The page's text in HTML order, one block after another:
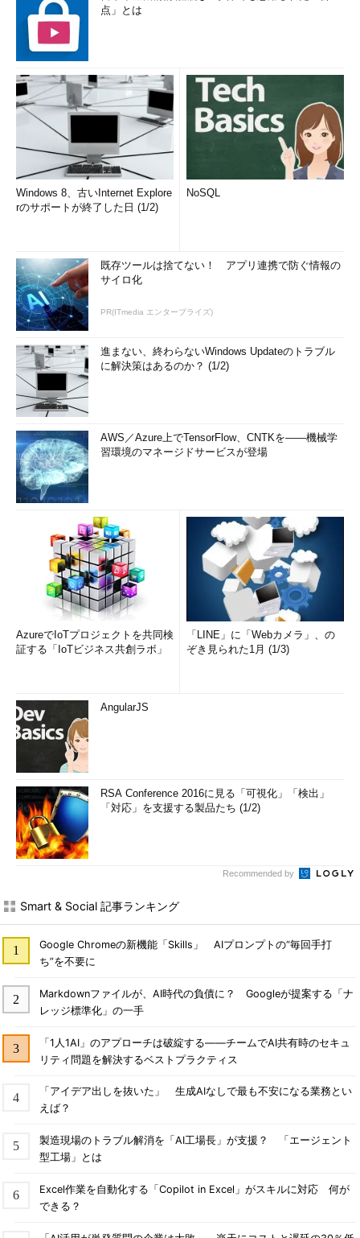
点」とは
Windows 8、古いInternet Explore
rのサポートが終了した日 (1/2)
NoSQL
既存ツールは捨てない！ アプリ連携で防ぐ情報の
サイロ化
PR(ITmedia エンタープライズ)
進まない、終わらないWindows Updateのトラブル
に解決策はあるのか？ (1/2)
AWS／Azure上でTensorFlow、CNTKを――機械学
習環境のマネージドサービスが登場
AzureでIoTプロジェクトを共同検
証する「IoTビジネス共創ラボ」
「LINE」に「Webカメラ」、の
ぞき見られた1月 (1/3)
AngularJS
RSA Conference 2016に見る「可視化」「検出」
「対応」を支援する製品たち (1/2)
Recommended by
Smart & Social 記事ランキング
Google Chromeの新機能「Skills」 AIプロンプトの“毎回手打
ち”を不要に
Markdownファイルが、AI時代の負債に？ Googleが提案する「ナ
レッジ標準化」の一手
「1人1AI」のアプローチは破綻する――チームでAI共有時のセキュ
リティ問題を解決するベストプラクティス
「アイデア出しを抜いた」 生成AIなしで最も不安になる業務とい
えば？
製造現場のトラブル解消を「AI工場長」が支援？ 「エージェント
型工場」とは
Excel作業を自動化する「Copilot in Excel」がスキルに対応 何が
できる？